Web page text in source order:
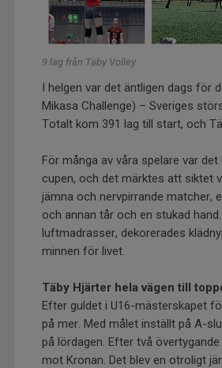
9 lag från Täby Volley
I helgen var det äntligen dags för
Mikasa Challenge) – Sveriges
Totalt kom 391 lag till start, och
För många av våra spelare var
cupen, och det märktes att siktet
jämna och nervpirrande matcher,
och annan tår och en stukad
luftmadrasser, dekorerades
minnen för livet.
Täby Hjärter hela vägen till
Efter guldet i U16-mästerskapet
på mer. Med målet inställt på A-
på lördagen. Efter två
mot Kronan. Det blev en otroligt